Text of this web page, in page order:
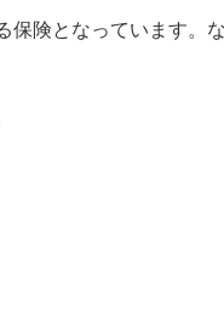
保険となっています。